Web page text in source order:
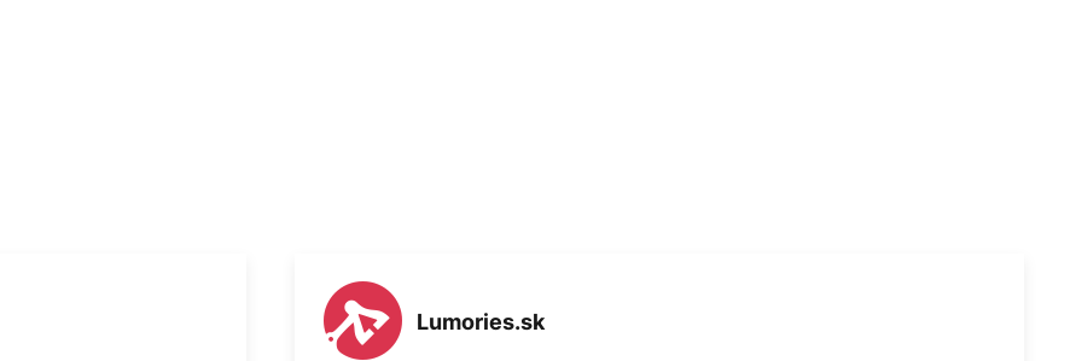
vlhkú handričku s
Lumories.sk